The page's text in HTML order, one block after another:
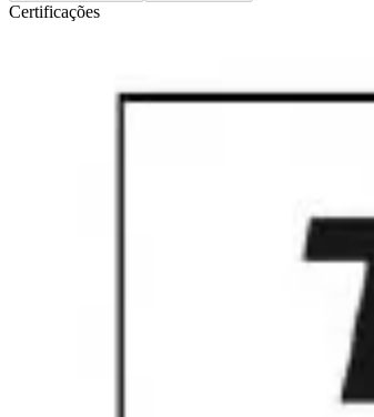
Certificações